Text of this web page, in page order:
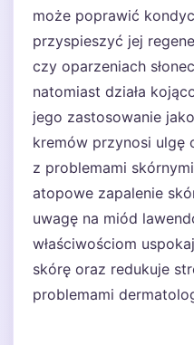
może poprawić
przyspieszyć jej
czy oparzeniach
natomiast działa
jego zastosowanie
kremów przynosi ulgę
z problemami
atopowe zapalenie
uwagę na miód
właściwościom
skórę oraz redukuje
problemami